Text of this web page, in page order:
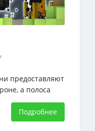
предоставляют
а полоса
зависимости от
Подробнее